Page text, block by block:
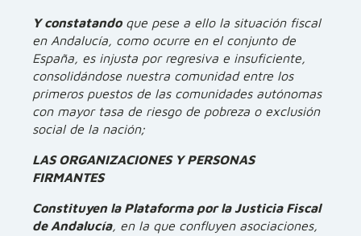
Y constatandoque pese a ello la situación fiscal
en Andalucía, como ocurre en el conjunto de
España, es injusta por regresiva e insuficiente,
consolidándose nuestra comunidad entre los
primeros puestos de las comunidades autónomas
con mayor tasa de riesgo de pobreza o exclusión
social de la nación;
LAS ORGANIZACIONES Y PERSONAS
FIRMANTES
Constituyen la Plataforma por la Justicia Fiscal
de Andalucía, en la que confluyen asociaciones,